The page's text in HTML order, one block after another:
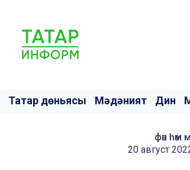
Татар дөньясы Мәдәният Дин
фән һәм
20 август